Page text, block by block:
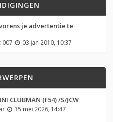
je advertentie te
007 03 jan 2010, 10:37
CLUBMAN (F54) /S/JCW
15 mei 2026, 14:47